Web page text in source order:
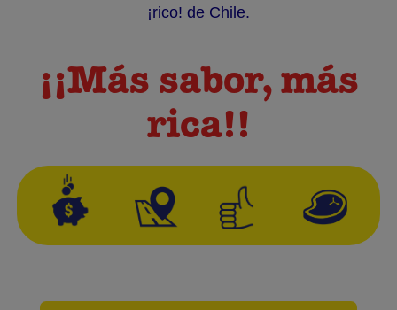
¡rico! de Chile.
¡¡Más sabor, más
rica!!